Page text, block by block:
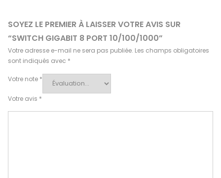
SOYEZ LE PREMIER À LAISSER VOTRE AVIS SUR
“SWITCH GIGABIT 8 PORT 10/100/1000”
Votre adresse e-mail ne sera pas publiée. Les champs obligatoires
sont indiqués avec *
Votre note *
Votre avis *